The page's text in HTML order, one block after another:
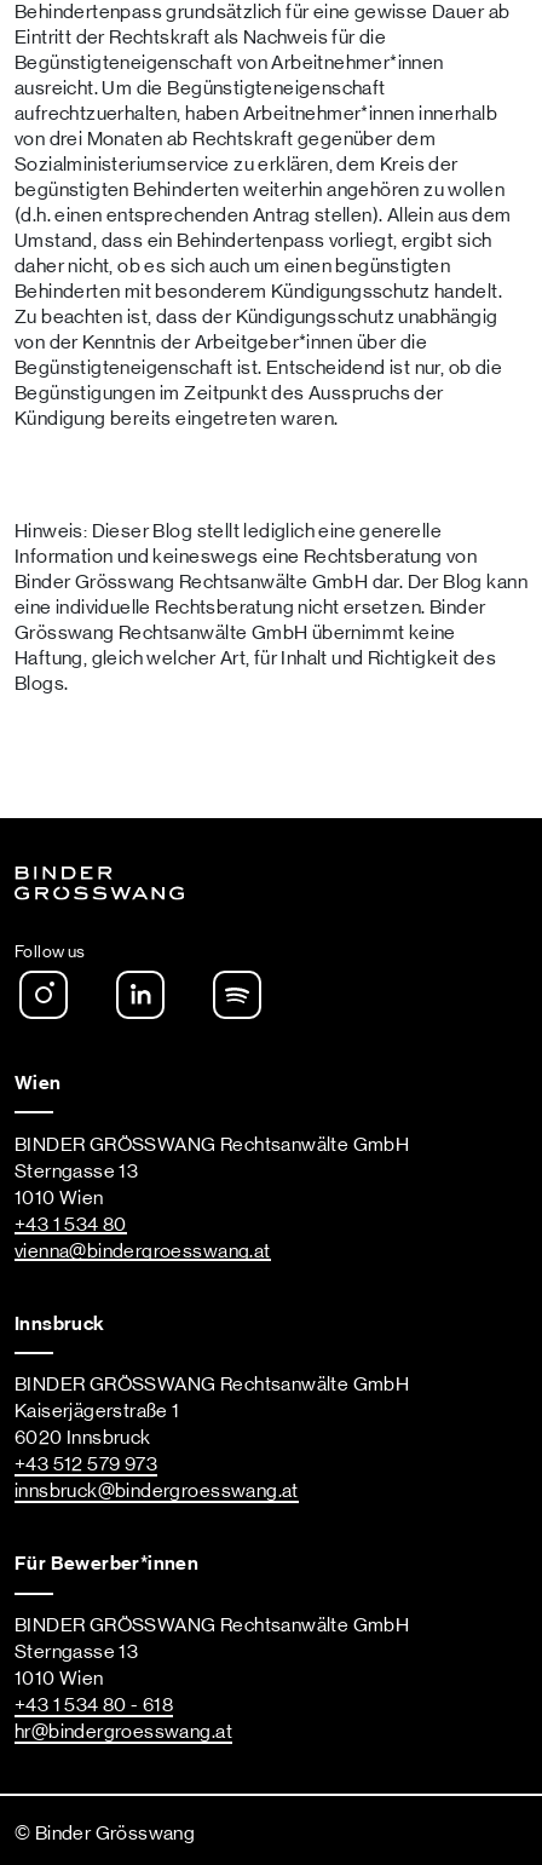
Behindertenpass grundsätzlich für eine gewisse Dauer ab
Eintritt der Rechtskraft als Nachweis für die
Begünstigteneigenschaft von Arbeitnehmer*innen
ausreicht. Um die Begünstigteneigenschaft
aufrechtzuerhalten, haben Arbeitnehmer*innen innerhalb
von drei Monaten ab Rechtskraft gegenüber dem
Sozialministeriumservice zu erklären, dem Kreis der
begünstigten Behinderten weiterhin angehören zu wollen
(d.h. einen entsprechenden Antrag stellen). Allein aus dem
Umstand, dass ein Behindertenpass vorliegt, ergibt sich
daher nicht, ob es sich auch um einen begünstigten
Behinderten mit besonderem Kündigungsschutz handelt.
Zu beachten ist, dass der Kündigungsschutz unabhängig
von der Kenntnis der Arbeitgeber*innen über die
Begünstigteneigenschaft ist. Entscheidend ist nur, ob die
Begünstigungen im Zeitpunkt des Ausspruchs der
Kündigung bereits eingetreten waren.
Hinweis: Dieser Blog stellt lediglich eine generelle
Information und keineswegs eine Rechtsberatung von
Binder Grösswang Rechtsanwälte GmbH dar. Der Blog kann
eine individuelle Rechtsberatung nicht ersetzen. Binder
Grösswang Rechtsanwälte GmbH übernimmt keine
Haftung, gleich welcher Art, für Inhalt und Richtigkeit des
Blogs.
Follow us
Instagram LinkedIn
Wien
BINDER GRÖSSWANG Rechtsanwälte GmbH
Sterngasse 13
1010 Wien
+43 1 534 80
vienna@bindergroesswang.at
Innsbruck
BINDER GRÖSSWANG Rechtsanwälte GmbH
Kaiserjägerstraße 1
6020 Innsbruck
+43 512 579 973
innsbruck@bindergroesswang.at
Für Bewerber*innen
BINDER GRÖSSWANG Rechtsanwälte GmbH
Sterngasse 13
1010 Wien
+43 1 534 80 - 618
hr@bindergroesswang.at
© Binder Grösswang